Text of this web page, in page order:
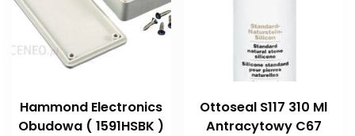
Hammond Electronics
Obudowa ( 1591HSBK )
Ottoseal S117 310 Ml
Antracytowy C67